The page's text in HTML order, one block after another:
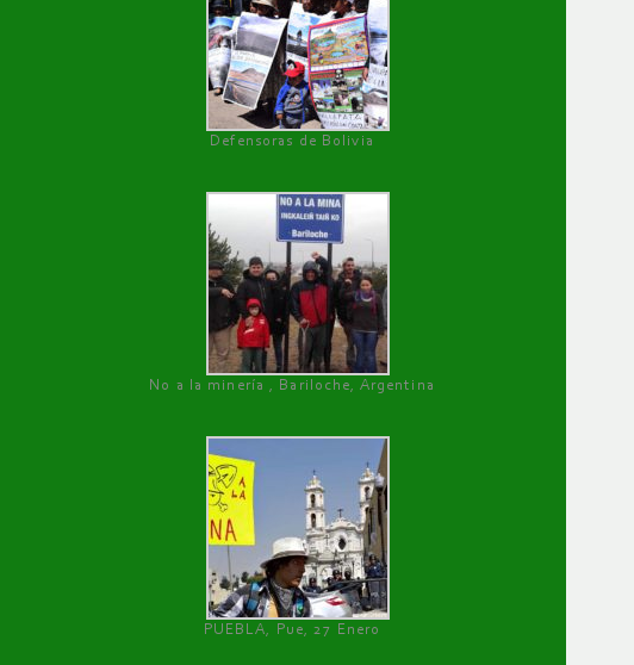
Defensoras de Bolivia
No a la minería , Bariloche, Argentina
PUEBLA, Pue, 27 Enero